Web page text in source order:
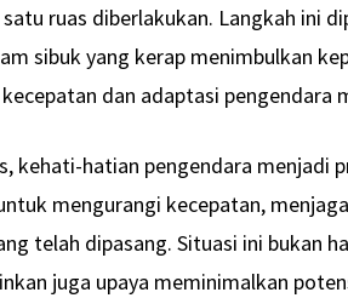
ruas diberlakukan. Langkah ini
sibuk yang kerap menimbulkan
dan adaptasi pengendara
kehati-hatian pengendara menjadi
mengurangi kecepatan,
telah dipasang. Situasi ini bukan
juga upaya meminimalkan